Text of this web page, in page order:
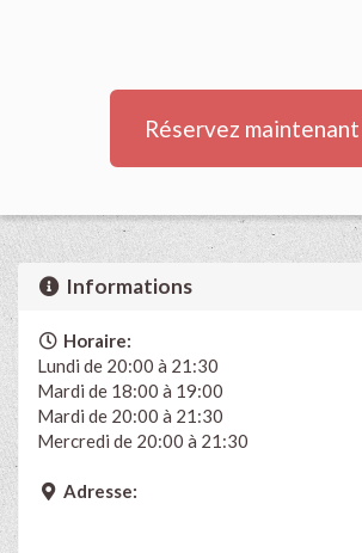
Réservez
Informations
Horaire:
Lundi de 20:00 à 21:30
Mardi de 18:00 à 19:00
Mardi de 20:00 à 21:30
Mercredi de 20:00 à 21:30
Adresse: